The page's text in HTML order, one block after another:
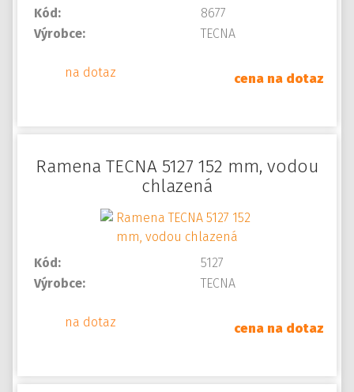
Kód:
8677
Výrobce:
TECNA
na dotaz cena na dotaz
Ramena TECNA 5127 152 mm, vodou
chlazená
Kód:
5127
Výrobce:
TECNA
na dotaz cena na dotaz